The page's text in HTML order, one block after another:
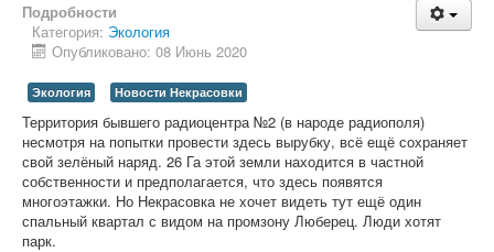
Подробности
Категория: Экология
Опубликовано: 08 Июнь 2020
Экология Новости Некрасовки
Территория бывшего радиоцентра №2 (в народе радиополя)
несмотря на попытки провести здесь вырубку, всё ещё сохраняет
свой зелёный наряд. 26 Га этой земли находится в частной
собственности и предполагается, что здесь появятся
многоэтажки. Но Некрасовка не хочет видеть тут ещё один
спальный квартал с видом на промзону Люберец. Люди хотят
парк.